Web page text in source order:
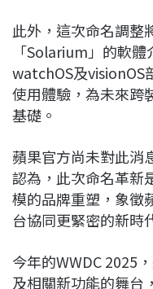
此外，這次命名調整
「Solarium」的軟
watchOS及visionOS
使用體驗，為未來跨
基礎。
蘋果官方尚未對此消
認為，此次命名革新
模的品牌重塑，象徵
台協同更緊密的新時
今年的WWDC 2025
及相關新功能的舞台